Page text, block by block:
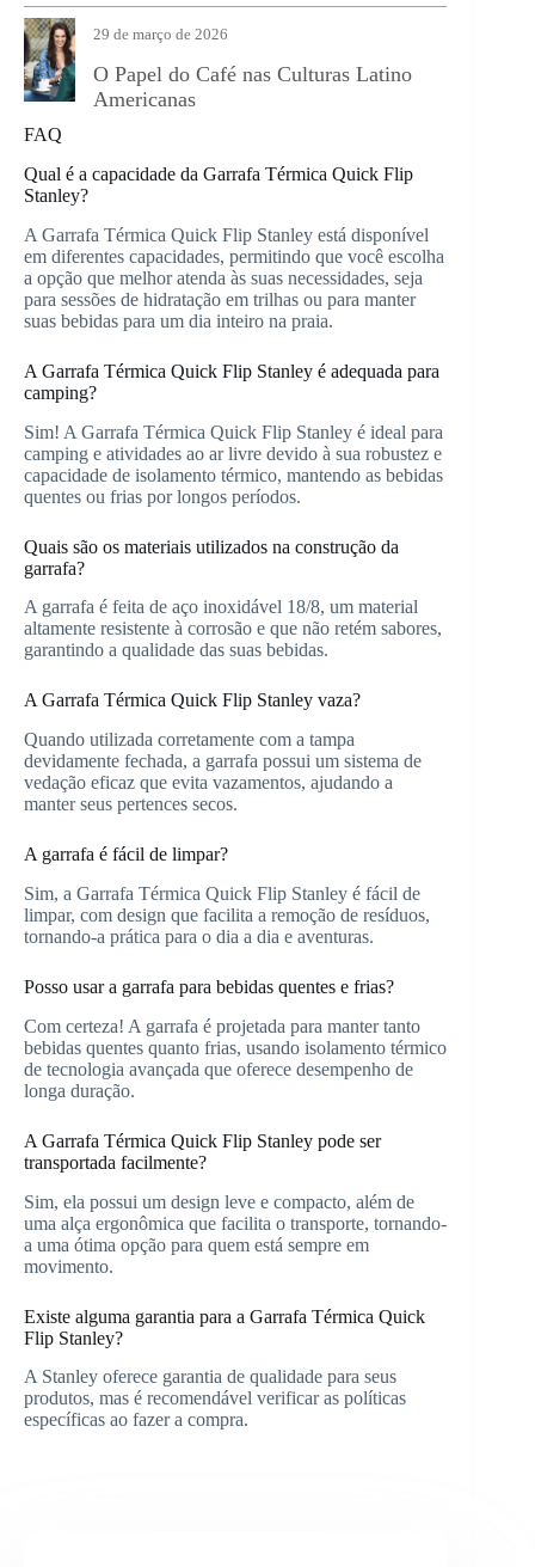
O Papel do Café nas Culturas Latino
Americanas
29 de março de 2026
FAQ
Qual é a capacidade da Garrafa Térmica Quick Flip
Stanley?
A Garrafa Térmica Quick Flip Stanley está disponível
em diferentes capacidades, permitindo que você escolha
a opção que melhor atenda às suas necessidades, seja
para sessões de hidratação em trilhas ou para manter
suas bebidas para um dia inteiro na praia.
A Garrafa Térmica Quick Flip Stanley é adequada para
camping?
Sim! A Garrafa Térmica Quick Flip Stanley é ideal para
camping e atividades ao ar livre devido à sua robustez e
capacidade de isolamento térmico, mantendo as bebidas
quentes ou frias por longos períodos.
Quais são os materiais utilizados na construção da
garrafa?
A garrafa é feita de aço inoxidável 18/8, um material
altamente resistente à corrosão e que não retém sabores,
garantindo a qualidade das suas bebidas.
A Garrafa Térmica Quick Flip Stanley vaza?
Quando utilizada corretamente com a tampa
devidamente fechada, a garrafa possui um sistema de
vedação eficaz que evita vazamentos, ajudando a
manter seus pertences secos.
A garrafa é fácil de limpar?
Sim, a Garrafa Térmica Quick Flip Stanley é fácil de
limpar, com design que facilita a remoção de resíduos,
tornando-a prática para o dia a dia e aventuras.
Posso usar a garrafa para bebidas quentes e frias?
Com certeza! A garrafa é projetada para manter tanto
bebidas quentes quanto frias, usando isolamento térmico
de tecnologia avançada que oferece desempenho de
longa duração.
A Garrafa Térmica Quick Flip Stanley pode ser
transportada facilmente?
Sim, ela possui um design leve e compacto, além de
uma alça ergonômica que facilita o transporte, tornando-
a uma ótima opção para quem está sempre em
movimento.
Existe alguma garantia para a Garrafa Térmica Quick
Flip Stanley?
A Stanley oferece garantia de qualidade para seus
produtos, mas é recomendável verificar as políticas
específicas ao fazer a compra.